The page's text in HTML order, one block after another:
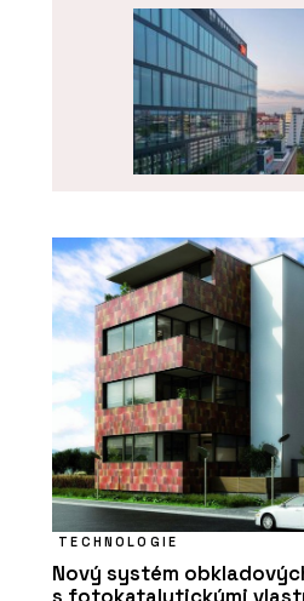
PRODUKTY
Okenní a dveřní
PASSIVE - Aluprof
TECHNOLOGIE
Nový systém